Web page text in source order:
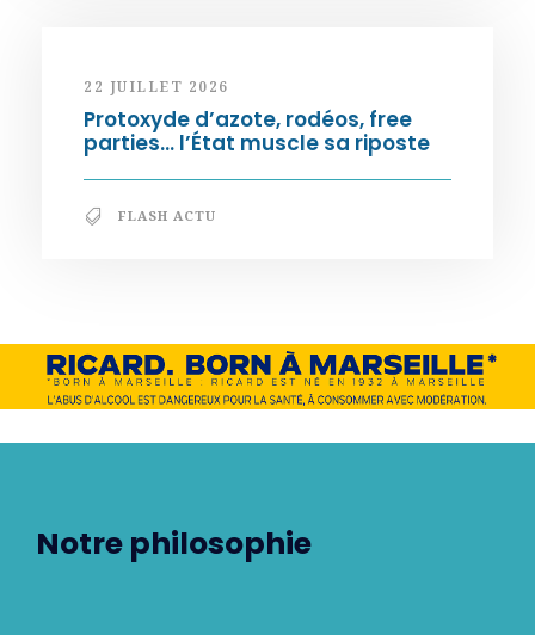
22 JUILLET 2026
Protoxyde d’azote, rodéos, free
parties… l’État muscle sa riposte
FLASH ACTU
Notre philosophie